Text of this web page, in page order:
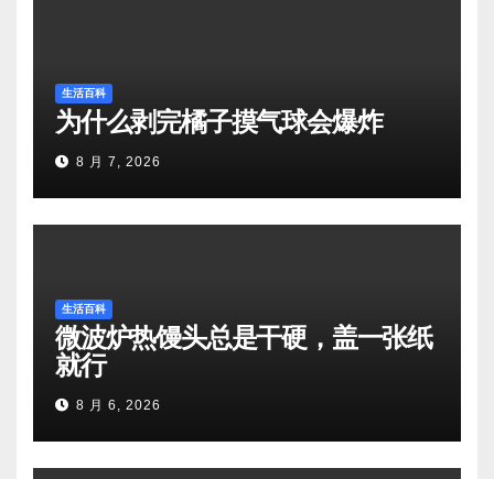
生活百科
为什么剥完橘子摸气球会爆炸
8 月 7, 2026
生活百科
微波炉热馒头总是干硬，盖一张纸
就行
8 月 6, 2026